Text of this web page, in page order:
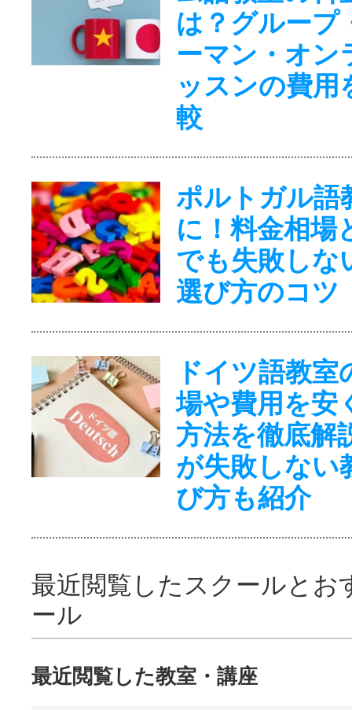
は？グループ
ーマン・オン
ッスンの費用
較
ポルトガル語
に！料金相場
でも失敗しな
選び方のコツ
ドイツ語教室
場や費用を安
方法を徹底解
が失敗しない
び方も紹介
最近閲覧したスクールとお
ール
最近閲覧した教室・講座